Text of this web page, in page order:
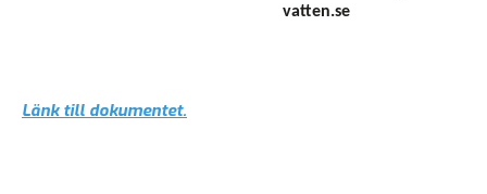
vatten.se
Länk till dokumentet.